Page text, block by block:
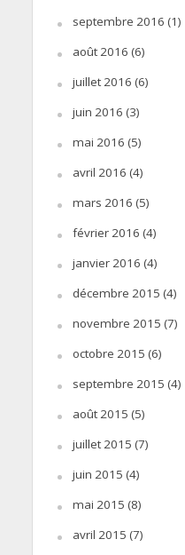
septembre 2016 (1)
août 2016 (6)
juillet 2016 (6)
juin 2016 (3)
mai 2016 (5)
avril 2016 (4)
mars 2016 (5)
février 2016 (4)
janvier 2016 (4)
décembre 2015 (4)
novembre 2015 (7)
octobre 2015 (6)
septembre 2015 (4)
août 2015 (5)
juillet 2015 (7)
juin 2015 (4)
mai 2015 (8)
avril 2015 (7)